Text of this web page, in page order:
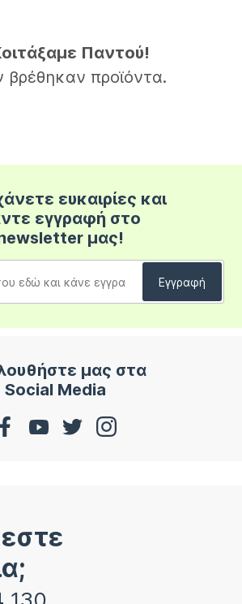
Παντού!
βρέθηκαν προϊόντα.
ευκαιρίες και
εγγραφή στο
μας!
μας στα
Social Media